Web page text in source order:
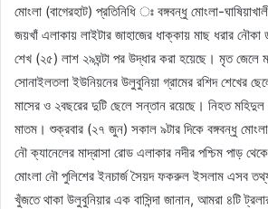
মোংলা (বাগেরহাট) প্রতিনিধি ঃ বঙ্গবন্ধু মোংলা-
জয়খাঁ এলাকায় লাইটার জাহাজের ধাক্কায় মাছ ধরার
শেখ (২৫) লাশ ২৯ঘন্টা পর উদ্ধার করা হয়েছে। মৃত জেলে
সোনাইলতলা ইউনিয়নের উলুবুনিয়া গ্রামের রশিদ শেখের
মাসের ও ২বছরের দুটি ছেলে সন্তান রয়েছে। নিহত মহিদুল
মাতম। শুক্রবার (২৭ জুন) সকাল ৯টার দিকে বঙ্গবন্ধু
নৌ ক্যানেলের মাদ্রাসা রোড এলাকার নদীর পশ্চিম পাড়
মোংলা নৌ পুলিশের ইনচার্জ সৈয়দ ফকরুল ইসলাম এসব
খুঁজতে থাকা উলুবুনিয়ার এক বাসিন্দা জানান, আমরা ৪টি